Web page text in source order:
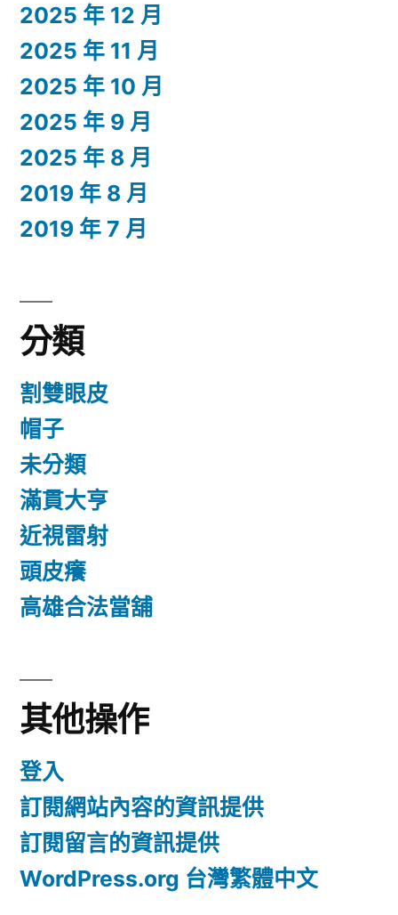
2025 年 12 月
2025 年 11 月
2025 年 10 月
2025 年 9 月
2025 年 8 月
2019 年 8 月
2019 年 7 月
分類
割雙眼皮
帽子
未分類
滿貫大亨
近視雷射
頭皮癢
高雄合法當舖
其他操作
登入
訂閱網站內容的資訊提供
訂閱留言的資訊提供
WordPress.org 台灣繁體中文